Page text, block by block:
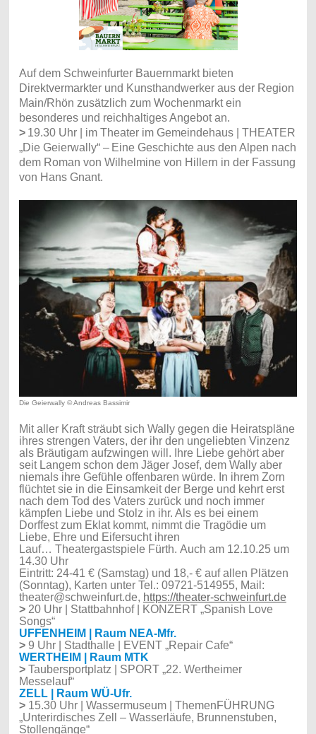
Auf dem Schweinfurter Bauernmarkt bieten
Direktvermarkter und Kunsthandwerker aus der Region
Main/Rhön zusätzlich zum Wochenmarkt ein
besonderes und reichhaltiges Angebot an.
> 19.30 Uhr | im Theater im Gemeindehaus | THEATER
„Die Geierwally“ – Eine Geschichte aus den Alpen nach
dem Roman von Wilhelmine von Hillern in der Fassung
von Hans Gnant.
Die Geierwally © Andreas Bassimir
Mit aller Kraft sträubt sich Wally gegen die Heiratspläne
ihres strengen Vaters, der ihr den ungeliebten Vinzenz
als Bräutigam aufzwingen will. Ihre Liebe gehört aber
seit Langem schon dem Jäger Josef, dem Wally aber
niemals ihre Gefühle offenbaren würde. In ihrem Zorn
flüchtet sie in die Einsamkeit der Berge und kehrt erst
nach dem Tod des Vaters zurück und noch immer
kämpfen Liebe und Stolz in ihr. Als es bei einem
Dorffest zum Eklat kommt, nimmt die Tragödie um
Liebe, Ehre und Eifersucht ihren
Lauf… Theatergastspiele Fürth. Auch am 12.10.25 um
14.30 Uhr
Eintritt: 24-41 € (Samstag) und 18,- € auf allen Plätzen
(Sonntag), Karten unter Tel.: 09721-514955, Mail:
theater@schweinfurt.de, https://theater-schweinfurt.de
>20 Uhr | Stattbahnhof | KONZERT „Spanish Love
Songs“
UFFENHEIM | Raum NEA-Mfr.
>9 Uhr | Stadthalle | EVENT „Repair Cafe“
WERTHEIM | Raum MTK
>Taubersportplatz | SPORT „22. Wertheimer
Messelauf“
ZELL | Raum WÜ-Ufr.
>15.30 Uhr | Wassermuseum | ThemenFÜHRUNG
„Unterirdisches Zell – Wasserläufe, Brunnenstuben,
Stollengänge“